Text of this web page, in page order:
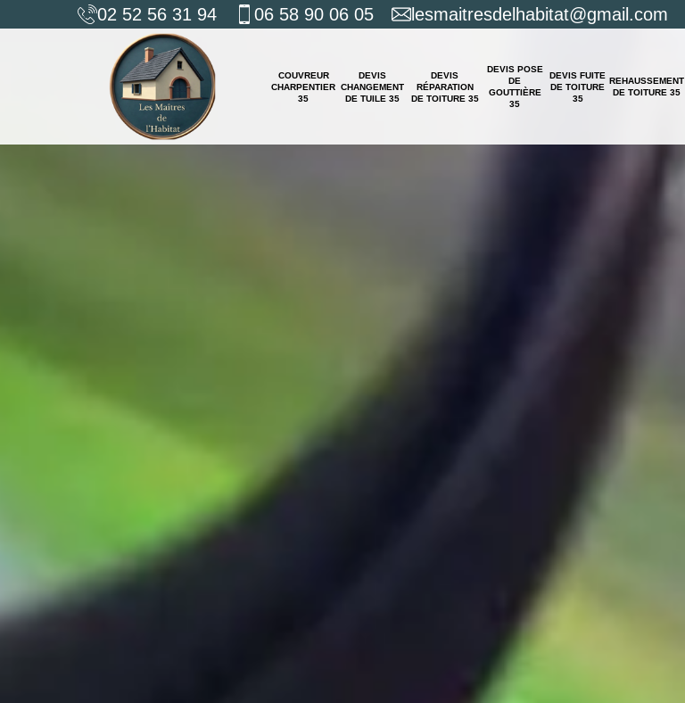
02 52 56 31 94 06 58 90 06 05 lesmaitresdelhabitat@gmail.com
COUVREUR
CHARPENTIER
35
DEVIS
CHANGEMENT
DE TUILE 35
DEVIS
RÉPARATION
DE TOITURE 35
DEVIS POSE
DE
GOUTTIÈRE
35
DEVIS FUITE
DE TOITURE
35
REHAUSSEMENT
DE TOITURE 35